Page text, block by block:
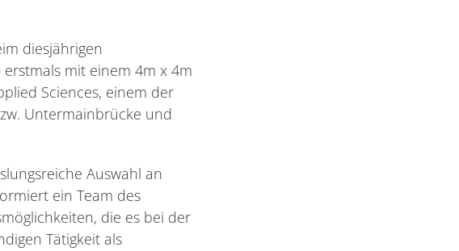
diesjährigen
erstmals mit einem 4m x 4m
Sciences, einem der
Untermainbrücke und
Auswahl an
ein Team des
die es bei der
Tätigkeit als